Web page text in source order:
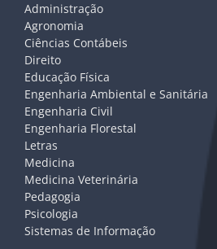
Administração
Agronomia
Ciências Contábeis
Direito
Educação Física
Engenharia Ambiental e Sanitária
Engenharia Civil
Engenharia Florestal
Letras
Medicina
Medicina Veterinária
Pedagogia
Psicologia
Sistemas de Informação